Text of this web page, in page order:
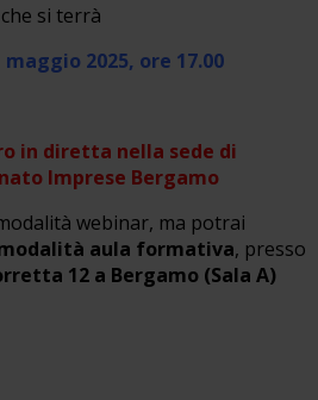
che si terrà
2025, ore 17.00
in diretta nella sede di
Imprese Bergamo
webinar, ma potrai
aula formativa, presso
12 a Bergamo (Sala A)